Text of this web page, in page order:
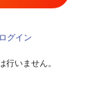
ログイン
いません。